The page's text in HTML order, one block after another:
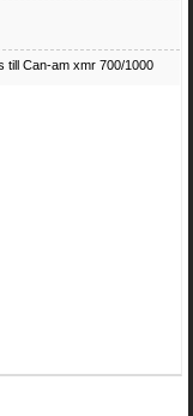
till Can-am xmr 700/1000
bra och du kan nÃ¥ mig
har en som du vill sÃ¤lja
TRX 350 FE 2005
bra och du kan nÃÂ¥